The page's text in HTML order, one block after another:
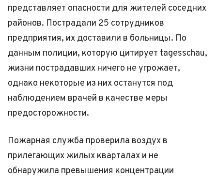
представляет опасности для жителей соседних
районов. Пострадали 25 сотрудников
предприятия, их доставили в больницы. По
данным полиции, которую цитирует tagesschau,
жизни пострадавших ничего не угрожает,
однако некоторые из них останутся под
наблюдением врачей в качестве меры
предосторожности.
Пожарная служба проверила воздух в
прилегающих жилых кварталах и не
обнаружила превышения концентрации